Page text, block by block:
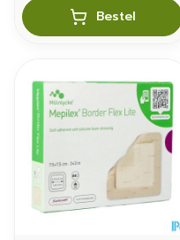
Bestel